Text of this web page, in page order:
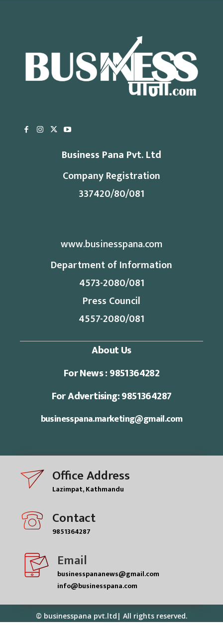
Business Pana Pvt. Ltd
Company Registration
337420/80/081
www.businesspana.com
Department of Information
4573-2080/081
Press Council
4557-2080/081
About Us
For News : 9851364282
For Advertising: 9851364287
businesspana.marketing@gmail.com
Office Address
Lazimpat, Kathmandu
Contact
9851364287
Email
businesspananews@gmail.com
info@businesspana.com
© businesspana pvt.ltd| All rights reserved.